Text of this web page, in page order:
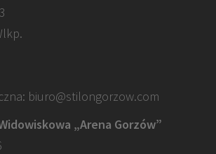
biuro@stilongorzow.com
„Arena Gorzów”